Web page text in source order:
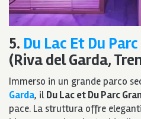
5. Du Lac Et Du
(Riva del Garda,
Immerso in un grande parco
Garda, ilDu Lac et Du Parc
pace. La struttura offre